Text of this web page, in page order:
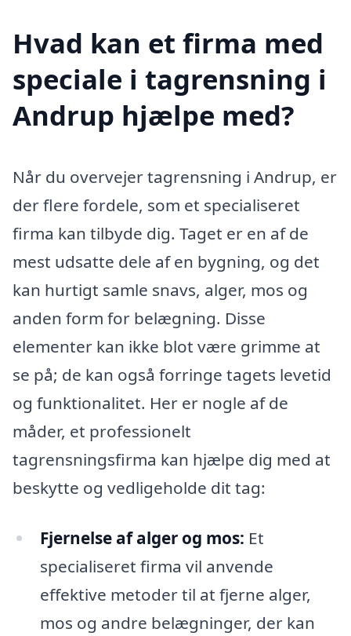
Hvad kan et firma med
speciale i tagrensning i
Andrup hjælpe med?
Når du overvejer tagrensning i Andrup, er
der flere fordele, som et specialiseret
firma kan tilbyde dig. Taget er en af de
mest udsatte dele af en bygning, og det
kan hurtigt samle snavs, alger, mos og
anden form for belægning. Disse
elementer kan ikke blot være grimme at
se på; de kan også forringe tagets levetid
og funktionalitet. Her er nogle af de
måder, et professionelt
tagrensningsfirma kan hjælpe dig med at
beskytte og vedligeholde dit tag:
Fjernelse af alger og mos: Et
specialiseret firma vil anvende
effektive metoder til at fjerne alger,
mos og andre belægninger, der kan